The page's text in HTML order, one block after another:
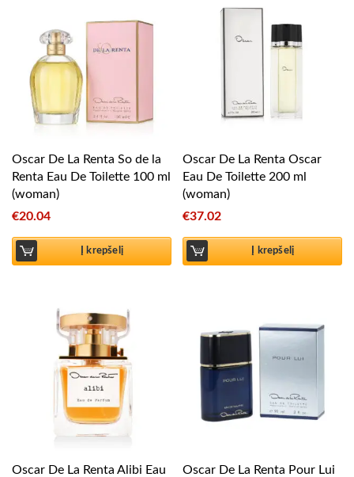
Oscar De La Renta So de la
Renta Eau De Toilette 100 ml
(woman)
€20.04
Į krepšelį
Oscar De La Renta Oscar
Eau De Toilette 200 ml
(woman)
€37.02
Į krepšelį
Oscar De La Renta Alibi Eau
Oscar De La Renta Pour Lui